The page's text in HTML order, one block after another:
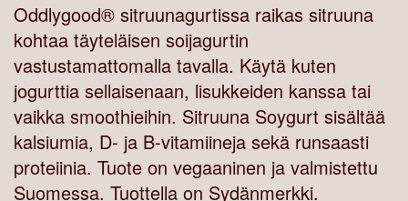
Oddlygood® sitruunagurtissa raikas sitruuna
kohtaa täyteläisen soijagurtin
vastustamattomalla tavalla. Käytä kuten
jogurttia sellaisenaan, lisukkeiden kanssa tai
vaikka smoothieihin. Sitruuna Soygurt sisältää
kalsiumia, D- ja B-vitamiineja sekä runsaasti
proteiinia. Tuote on vegaaninen ja valmistettu
Suomessa. Tuottella on Sydänmerkki.